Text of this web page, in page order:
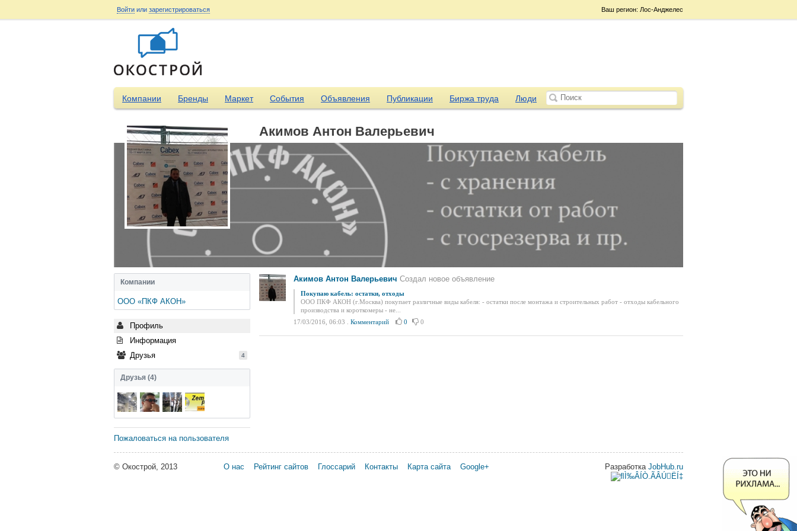
Ваш регион: Лос-Анджелес
Войти или зарегистрироваться
Компании Бренды Маркет События Объявления Публикации Биржа труда Люди
Компании
ООО «ПКФ АКОН»
Профиль
Информация
Друзья
4
Друзья (4)
Пожаловаться на пользователя
Акимов Антон Валерьевич
Акимов Антон Валерьевич Создал новое объявление
Покупаю кабель: остатки, отходы
ООО ПКФ АКОН (г.Москва) покупает различные виды кабеля: - остатки после монтажа и строительных работ - отходы кабельного
производства и короткомеры - не...
17/03/2016, 06:03
Комментарий 0 0
© Окострой, 2013 О нас Рейтинг сайтов Глоссарий Контакты Карта сайта Google+ Разработка JobHub.ru